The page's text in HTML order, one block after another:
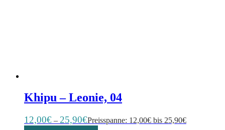
Khipu – Leonie, 04
12,00€ – 25,90€Preisspanne: 12,00€ bis 25,90€